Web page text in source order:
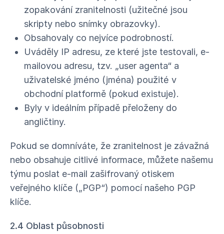
zopakování zranitelnosti (užitečné jsou
skripty nebo snímky obrazovky).
Obsahovaly co nejvíce podrobností.
Uváděly IP adresu, ze které jste testovali, e-
mailovou adresu, tzv. „user agenta“ a
uživatelské jméno (jména) použité v
obchodní platformě (pokud existuje).
Byly v ideálním případě přeloženy do
angličtiny.
Pokud se domníváte, že zranitelnost je závažná
nebo obsahuje citlivé informace, můžete našemu
týmu poslat e-mail zašifrovaný otiskem
veřejného klíče („PGP“) pomocí našeho PGP
klíče.
2.4 Oblast působnosti